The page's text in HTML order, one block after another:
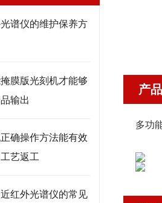
谱仪的维护保养方
膜版光刻机才能够
输出
确操作方法能有效
艺返工
红外光谱仪的常见
产
多功